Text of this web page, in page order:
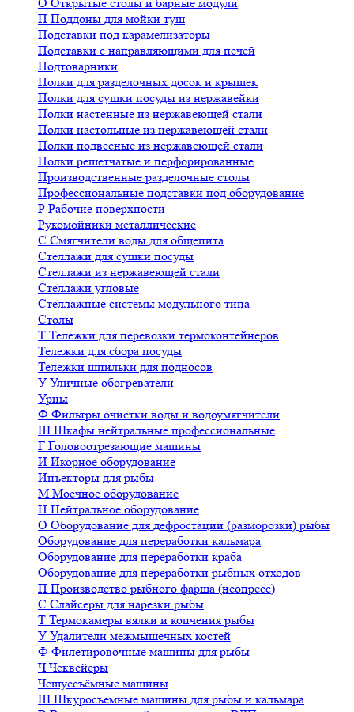
П Поддоны для мойки туш
Подставки под карамелизаторы
Подставки с направляющими для печей
Подтоварники
Полки для разделочных досок и крышек
Полки для сушки посуды из нержавейки
Полки настенные из нержавеющей стали
Полки настольные из нержавеющей стали
Полки подвесные из нержавеющей стали
Полки решетчатые и перфорированные
Производственные разделочные столы
Профессиональные подставки под оборудование
Р Рабочие поверхности
Рукомойники металлические
С Смягчители воды для общепита
Стеллажи для сушки посуды
Стеллажи из нержавеющей стали
Стеллажи угловые
Стеллажные системы модульного типа
Столы
Т Тележки для перевозки термоконтейнеров
Тележки для сбора посуды
Тележки шпильки для подносов
У Уличные обогреватели
Урны
Ф Фильтры очистки воды и водоумягчители
Ш Шкафы нейтральные профессиональные
Г Головоотрезающие машины
И Икорное оборудование
Инъекторы для рыбы
М Моечное оборудование
Н Нейтральное оборудование
О Оборудование для дефростации (разморозки) рыбы
Оборудование для переработки кальмара
Оборудование для переработки краба
Оборудование для переработки рыбных отходов
П Производство рыбного фарша (неопресс)
С Слайсеры для нарезки рыбы
Т Термокамеры вялки и копчения рыбы
У Удалители межмышечных костей
Ф Филетировочные машины для рыбы
ЧЧеквейеры
Чешуесъёмные машины
Ш Шкуросъемные машины для рыбы и кальмара